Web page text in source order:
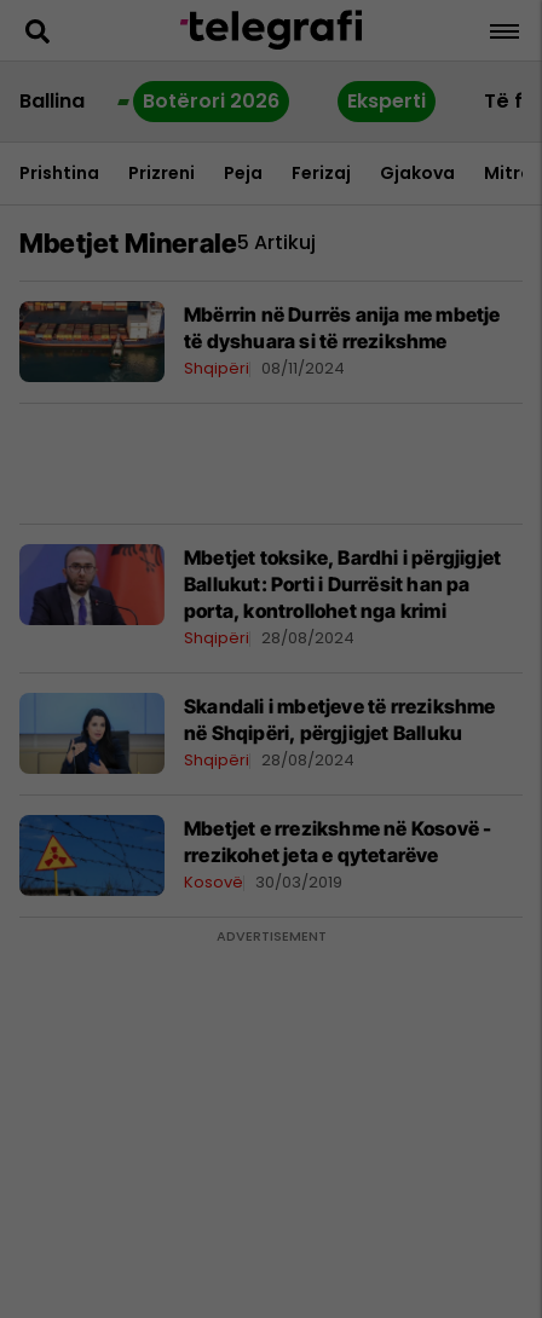
Ballina Botërori 2026 Eksperti Të
Prishtina Prizreni Peja Ferizaj Gjakova
Mbetjet Minerale5 Artikuj
Mbërrin në Durrës anija me mbetje
të dyshuara si të rrezikshme
Shqipëri 08/11/2024
Mbetjet toksike, Bardhi i përgjigjet
Ballukut: Porti i Durrësit han pa
porta, kontrollohet nga krimi
Shqipëri 28/08/2024
Skandali i mbetjeve të rrezikshme
në Shqipëri, përgjigjet Balluku
Shqipëri 28/08/2024
Mbetjet e rrezikshme në Kosovë -
rrezikohet jeta e qytetarëve
Kosovë 30/03/2019